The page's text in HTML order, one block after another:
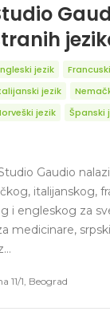
jezik
jezik
jezik
Španski
Gaudio
italijanskog,
i engleskog za
medicinare,
11/1, Beograd